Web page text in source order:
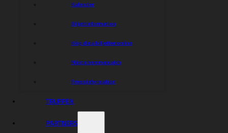
Kalender
Biljettinformation
Köp dina biljetter online
Nästa hemmamatch
Pressinformation
TRUPPEN
PARTNERS